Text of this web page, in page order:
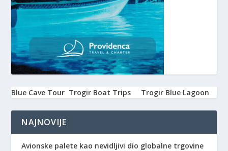
Blue Cave Tour Trogir Boat Trips Trogir Blue Lagoon
NAJNOVIJE
Avionske palete kao nevidljivi dio globalne trgovine